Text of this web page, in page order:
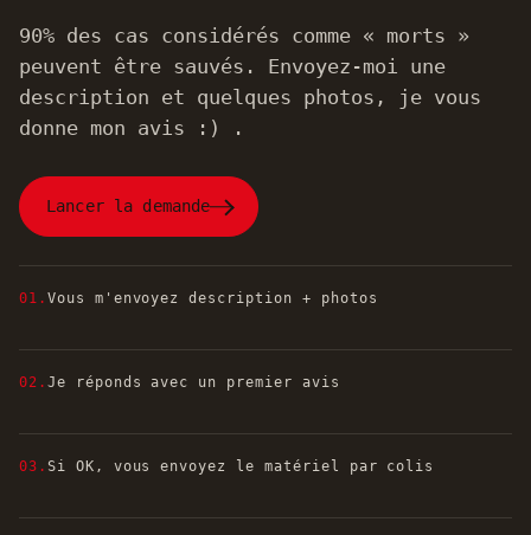
90% des cas considérés comme « morts »
peuvent être sauvés. Envoyez-moi une
description et quelques photos, je vous
donne mon avis :) .
Lancer la demande
01. Vous m'envoyez description + photos
02. Je réponds avec un premier avis
03. Si OK, vous envoyez le matériel par colis